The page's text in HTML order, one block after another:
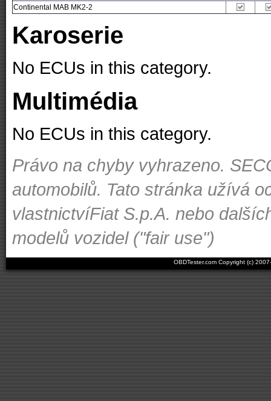
Continental MAB MK2-2
Karoserie
No ECUs in this category.
Multimédia
No ECUs in this category.
Právo na chyby vyhrazeno.
automobilů. Tato stránka užívá
vlastnictvíFiat S.p.A. nebo
modelů vozidel ("fair use")
OBDTester.com Copyright (c)